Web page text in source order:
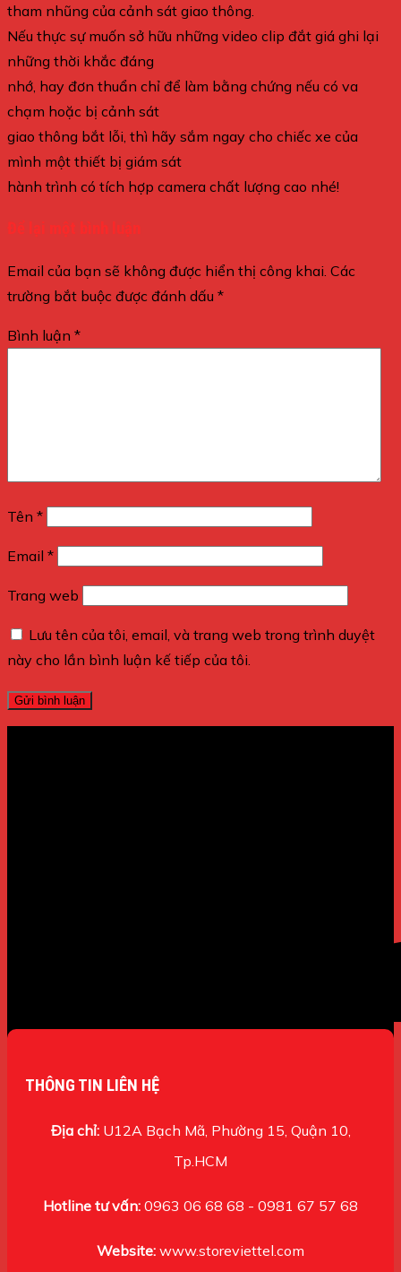
tham nhũng của cảnh sát giao thông.
Nếu thực sự muốn sở hữu những video clip đắt giá ghi lại
những thời khắc đáng
nhớ, hay đơn thuẩn chỉ để làm bằng chứng nếu có va
chạm hoặc bị cảnh sát
giao thông bắt lỗi, thì hãy sắm ngay cho chiếc xe của
mình một thiết bị giám sát
hành trình có tích hợp camera chất lượng cao nhé!
Để lại một bình luận
Email của bạn sẽ không được hiển thị công khai. Các
trường bắt buộc được đánh dấu *
Bình luận *
Tên *
Email *
Trang web
Lưu tên của tôi, email, và trang web trong trình duyệt
này cho lần bình luận kế tiếp của tôi.
THÔNG TIN LIÊN HỆ
Địa chỉ:U12A Bạch Mã, Phường 15, Quận 10,
Tp.HCM
Hotline tư vấn: 0963 06 68 68 - 0981 67 57 68
Website: www.storeviettel.com